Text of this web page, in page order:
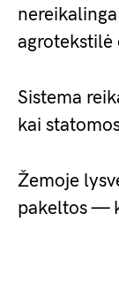
agrotekstilė
Sistema
kai
Žemoje
pakeltos —